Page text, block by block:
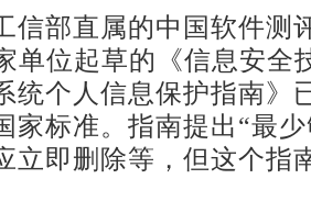
部直属的中国软件测
单位起草的《信息安全
统个人信息保护指南》
家标准。指南提出“最
立即删除等，但这个指